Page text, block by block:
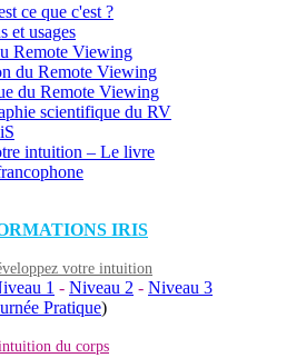
ce que c'est ?
et usages
Remote Viewing
du Remote Viewing
du Remote Viewing
scientifique du RV
intuition – Le livre
IRIS
votre intuition
1 - Niveau 2 - Niveau 3
Pratique)
du corps